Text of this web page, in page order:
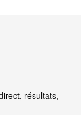
résultats,